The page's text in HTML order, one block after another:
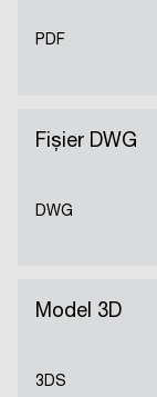
PDF
Fișier DWG
DWG
Model 3D
3DS